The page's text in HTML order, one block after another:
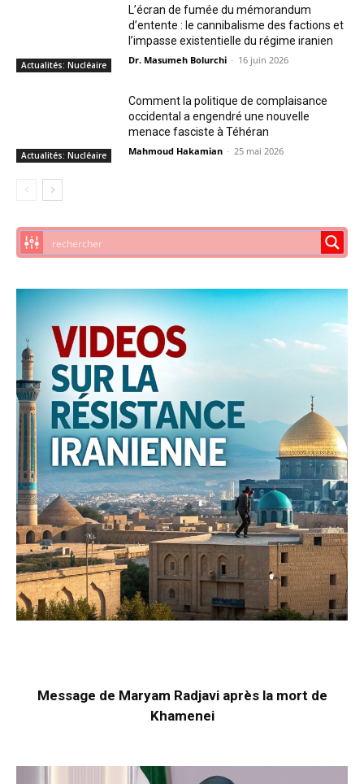
Actualités: Nucléaire
L’écran de fumée du mémorandum
d’entente : le cannibalisme des factions et
l’impasse existentielle du régime iranien
Dr. Masumeh Bolurchi - 16 juin 2026
Actualités: Nucléaire
Comment la politique de complaisance
occidental a engendré une nouvelle
menace fasciste à Téhéran
Mahmoud Hakamian - 25 mai 2026
Message de Maryam Radjavi après la mort de
Khamenei